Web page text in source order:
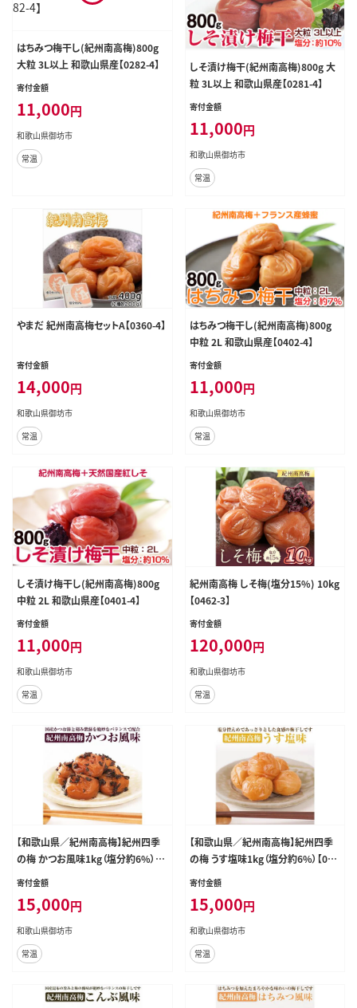
はちみつ梅干し(紀州南高梅)800g
大粒 3L以上 和歌山県産【0282-4】
寄付金額
11,000円
和歌山県御坊市
常温
しそ漬け梅干(紀州南高梅)800g 大
粒 3L以上 和歌山県産【0281-4】
寄付金額
11,000円
和歌山県御坊市
常温
やまだ 紀州南高梅セットA【0360-4】
寄付金額
14,000円
和歌山県御坊市
常温
はちみつ梅干し(紀州南高梅)800g
中粒 2L 和歌山県産【0402-4】
寄付金額
11,000円
和歌山県御坊市
常温
しそ漬け梅干し(紀州南高梅)800g
中粒 2L 和歌山県産【0401-4】
寄付金額
11,000円
和歌山県御坊市
常温
紀州南高梅 しそ梅(塩分15%) 10kg
【0462-3】
寄付金額
120,000円
和歌山県御坊市
常温
【和歌山県／紀州南高梅】紀州四季
の梅 かつお風味1kg（塩分約6%）【0
490-4】
寄付金額
15,000円
和歌山県御坊市
常温
【和歌山県／紀州南高梅】紀州四季
の梅 うす塩味1kg（塩分約6%）【048
寄付金額
15,000円
和歌山県御坊市
常温